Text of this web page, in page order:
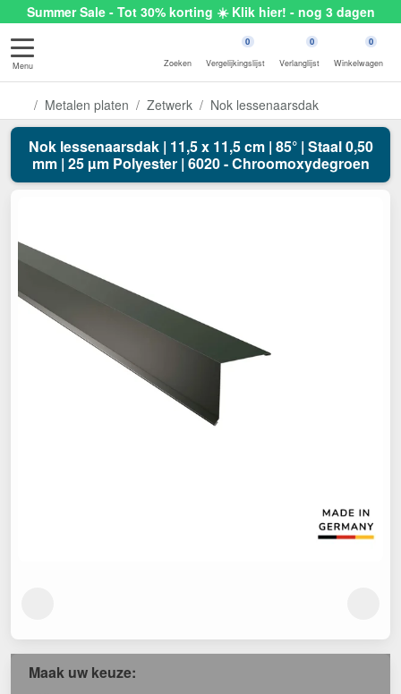
Summer Sale - Tot 30% korting ☀️ Klik hier! - nog 3 dagen
Menu Zoeken
0
Vergelijkingslijst
0
Verlanglijst
0
Winkelwagen
Metalen platen Zetwerk Nok lessenaarsdak
Nok lessenaarsdak | 11,5 x 11,5 cm | 85° | Staal 0,50
mm | 25 µm Polyester | 6020 - Chroomoxydegroen
Maak uw keuze: